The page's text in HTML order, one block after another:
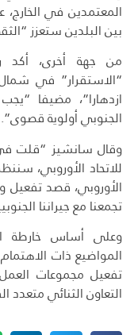
المعتمدين في
بين البلدين ستعزز
من جهة أخرى، أكد
“الاستقرار” في
ازدهارا”، مضيفا
الجنوبي أولوية قصوى”.
وقال سانشيز “قلت في
للاتحاد الأوروبي،
الأوروبي، قصد تفعيل
تجمعنا مع جيراننا
وعلى أساس خارطة
المواضيع ذات
تفعيل مجموعات
التعاون الثنائي متعدد